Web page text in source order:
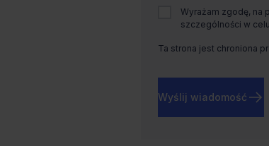
Dostępna
Wyrażam zgodę, na
szczególności w
Ta strona jest chroniona
Wyślij wiadomość